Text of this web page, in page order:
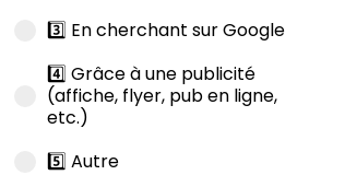
3️⃣ En cherchant sur Google
4️⃣ Grâce à une publicité
(affiche, flyer, pub en ligne,
etc.)
5️⃣ Autre